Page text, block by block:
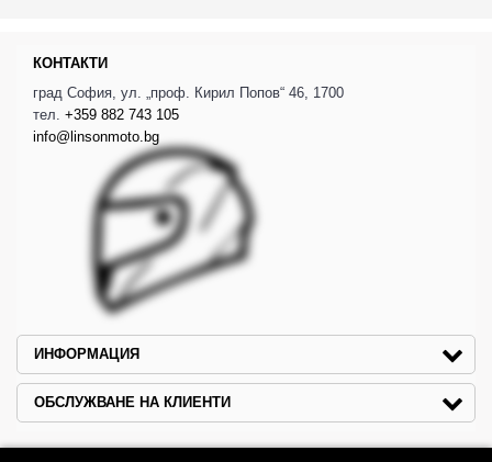
КОНТАКТИ
град София, ул. „проф. Кирил Попов“ 46, 1700
тел. +359 882 743 105
info@linsonmoto.bg
ИНФОРМАЦИЯ
ОБСЛУЖВАНЕ НА КЛИЕНТИ